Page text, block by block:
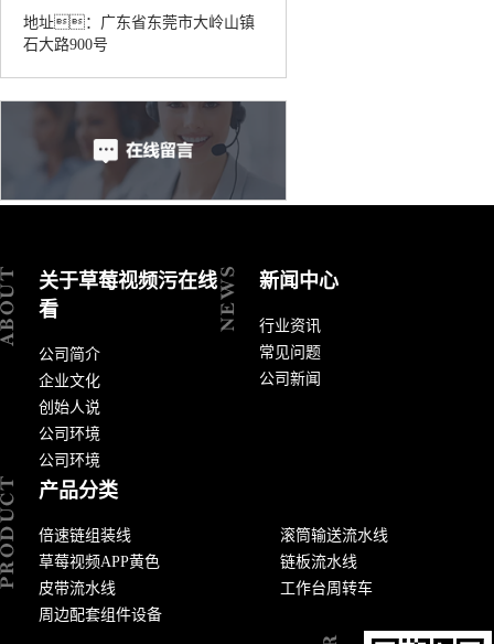
地址：广东省东莞市大岭山镇
石大路900号
关于草莓视频污在线
看
公司简介
企业文化
创始人说
公司环境
公司环境
新闻中心
行业资讯
常见问题
公司新闻
产品分类
倍速链组装线
滚筒输送流水线
草莓视频APP黄色
链板流水线
皮带流水线
工作台周转车
周边配套组件设备